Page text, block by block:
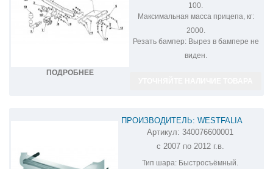
ПОДРОБНЕЕ
100.
Максимальная масса прицепа, кг:
2000.
Резать бампер:Вырез в бампере не
виден.
ПРОИЗВОДИТЕЛЬ: WESTFALIA
ФАРКОП НА MITSUBISHI OUTLANDER
340076600001
Артикул: 340076600001
с 2007 по 2012 г.в.
Тип шара: Быстросъёмный.